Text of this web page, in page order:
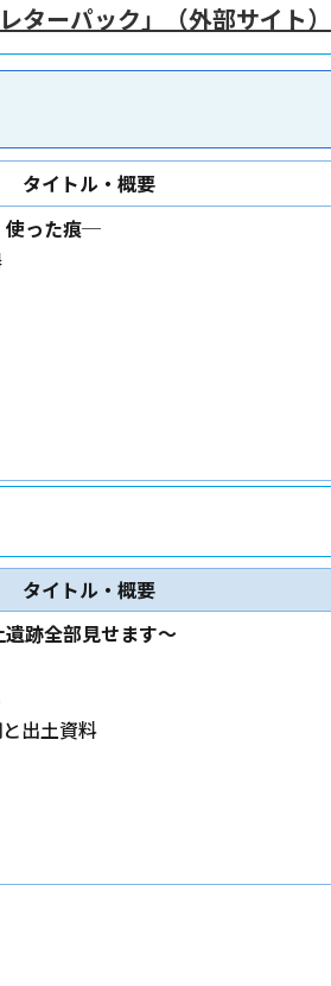
レターパック」（外部サイト）
タイトル・概要
使った痕─
タイトル・概要
跡全部見せます～
出土資料